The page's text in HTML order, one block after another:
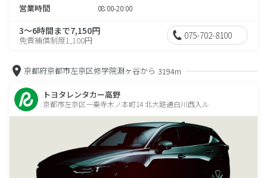
営業時間 08:00-20:00
3～6時間まで7,150円
免責補償制度1,100円 075-702-8100
京都府京都市左京区修学院淵ヶ谷から 3194m
トヨタレンタカー高野
京都市左京区一乗寺木ノ本町14 北大路通白川西入ル